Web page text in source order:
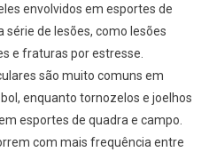
envolvidos em esportes de
de lesões, como lesões
e fraturas por estresse.
são muito comuns em
enquanto tornozelos e joelhos
esportes de quadra e campo.
com mais frequência entre